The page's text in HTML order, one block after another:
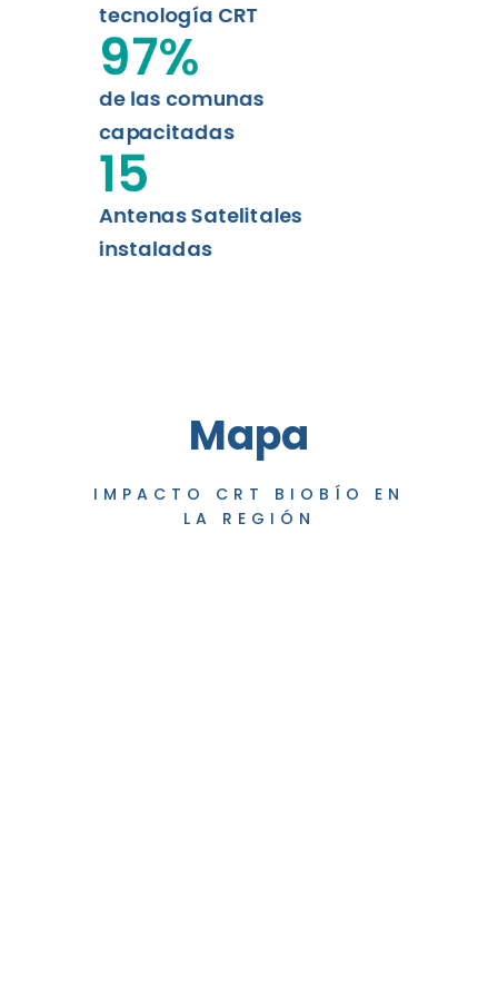
tecnología CRT
de las comunas
capacitadas
97%
Antenas Satelitales
instaladas
15
Mapa
IMPACTO CRT BIOBÍO EN
LA REGIÓN